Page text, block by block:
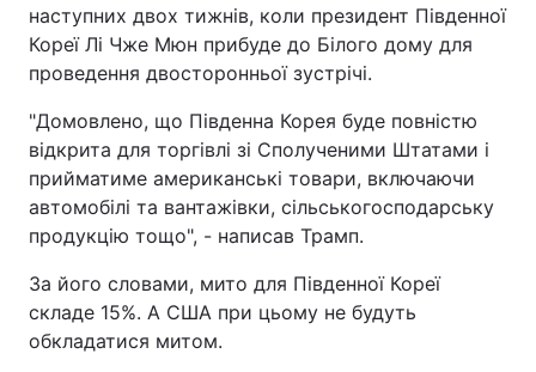
наступних двох тижнів, коли президент Південної
Кореї Лі Чже Мюн прибуде до Білого дому для
проведення двосторонньої зустрічі.
"Домовлено, що Південна Корея буде повністю
відкрита для торгівлі зі Сполученими Штатами і
прийматиме американські товари, включаючи
автомобілі та вантажівки, сільськогосподарську
продукцію тощо", - написав Трамп.
За його словами, мито для Південної Кореї
складе 15%. А США при цьому не будуть
обкладатися митом.